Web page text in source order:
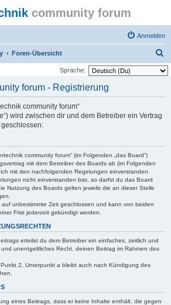
community forum
Anmelden
Foren-Übersicht
u
Sprache:
forum - Registrierung
community forum“
wird zwischen dir und dem Betreiber ein Vertrag
community forum“ (im Folgenden „das Board“)
mit dem Betreiber des Boards ab (im Folgenden
mit den nachfolgenden Regelungen einverstanden.
nicht einverstanden bist, so darfst du das Board
Nutzung des Boards gelten jeweils die an dieser Stelle
auf unbestimmte Zeit geschlossen und kann von beiden
Frist jederzeit gekündigt werden.
erteilst du dem Betreiber ein einfaches, zeitlich und
unentgeltliches Recht, deinen Beitrag im Rahmen des
2, Unterpunkt a bleibt auch nach Kündigung des
eines Beitrags, dass er keine Inhalte enthält, die gegen